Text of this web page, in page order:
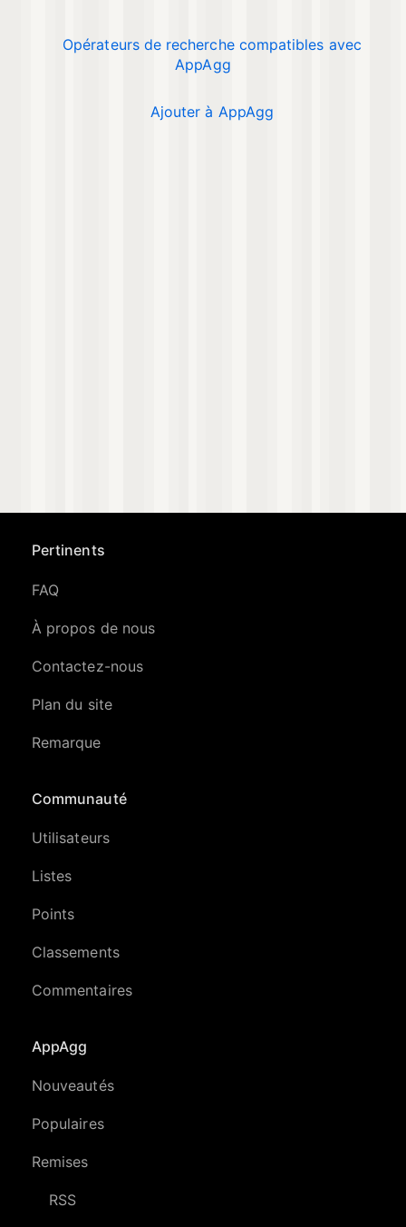
Opérateurs de recherche compatibles avec
AppAgg
Ajouter à AppAgg
Pertinents
FAQ
À propos de nous
Contactez-nous
Plan du site
Remarque
Communauté
Utilisateurs
Listes
Points
Classements
Commentaires
AppAgg
Nouveautés
Populaires
Remises
RSS